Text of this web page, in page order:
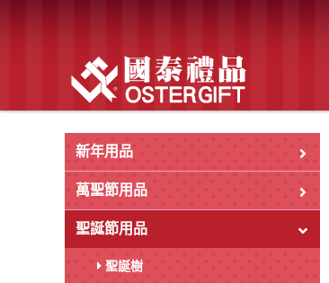
新年用品
萬聖節用品
聖誕節用品
聖誕樹